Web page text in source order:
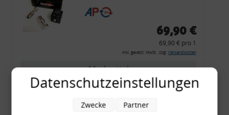
CF 14
69,90 €
69,90 € pro 1
inkl. gesetzl. MwSt., zzgl. Versandkosten
Merkzettel
Zum Artikel
Datenschutzeinstellungen
Zwecke Partner